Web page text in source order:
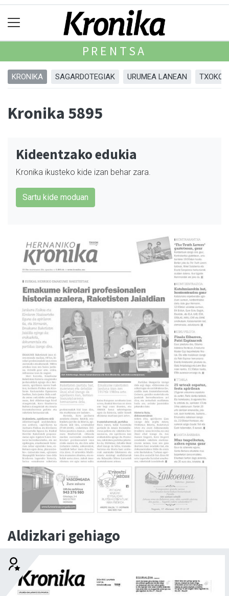
PRENTSA
KRONIKA SAGARDOTEGIAK URUMEA LANEAN
Kronika 5895
Kideentzako edukia
Kronika ikusteko kide izan behar zara.
Sartu kide moduan
Aldizkari gehiago